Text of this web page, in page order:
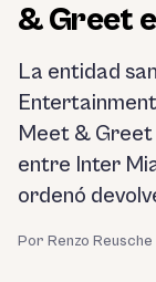
& Greet
La entidad
Meet & Greet
entre Inter
ordenó
Por Renzo Reusche